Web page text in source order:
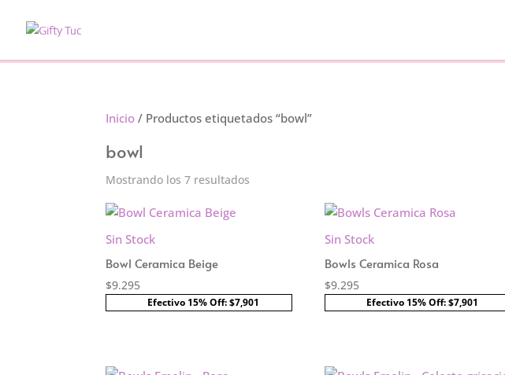
Inicio / Productos etiquetados “bowl”
bowl
Mostrando los 7 resultados
Sin Stock
Bowl Ceramica Beige
$9.295
Efectivo 15% Off: $7,901
Sin Stock
Bowls Ceramica Rosa
$9.295
Efectivo 15% Off: $7,901